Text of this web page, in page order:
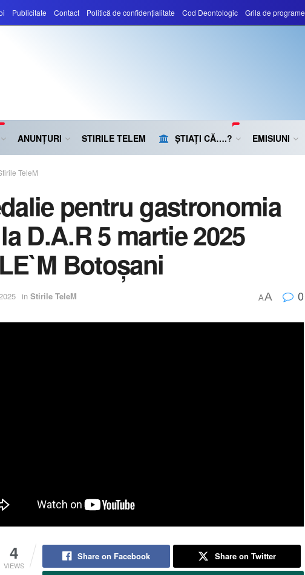
Publicitate Contact Politică de confidențialitate Cod Deontologic Grila de programe
ANUNȚURI STIRILE TELEM ȘTIAȚI CĂ….? EMISIUNI
TeleM
pentru gastronomia
D.A.R 5 martie 2025
Botoșani
in Stirile TeleM AA 0
4
VIEWS
Share on Facebook Share on Twitter